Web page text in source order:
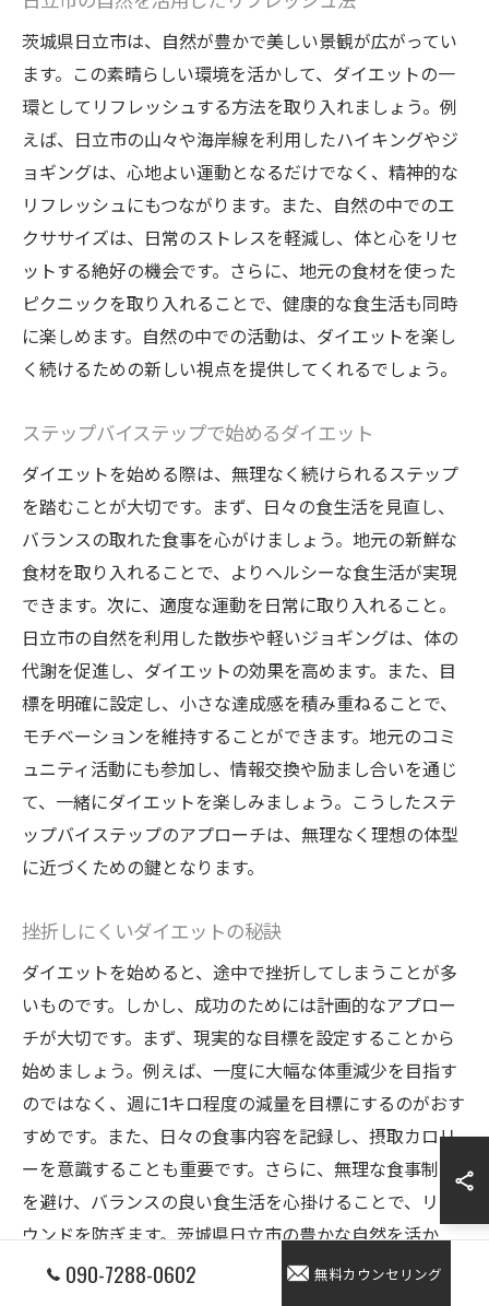
茨城県日立市は、自然が豊かで美しい景観が広がってい
ます。この素晴らしい環境を活かして、ダイエットの一
環としてリフレッシュする方法を取り入れましょう。例
えば、日立市の山々や海岸線を利用したハイキングやジ
ョギングは、心地よい運動となるだけでなく、精神的な
リフレッシュにもつながります。また、自然の中でのエ
クササイズは、日常のストレスを軽減し、体と心をリセ
ットする絶好の機会です。さらに、地元の食材を使った
ピクニックを取り入れることで、健康的な食生活も同時
に楽しめます。自然の中での活動は、ダイエットを楽し
く続けるための新しい視点を提供してくれるでしょう。
ステップバイステップで始めるダイエット
ダイエットを始める際は、無理なく続けられるステップ
を踏むことが大切です。まず、日々の食生活を見直し、
バランスの取れた食事を心がけましょう。地元の新鮮な
食材を取り入れることで、よりヘルシーな食生活が実現
できます。次に、適度な運動を日常に取り入れること。
日立市の自然を利用した散歩や軽いジョギングは、体の
代謝を促進し、ダイエットの効果を高めます。また、目
標を明確に設定し、小さな達成感を積み重ねることで、
モチベーションを維持することができます。地元のコミ
ュニティ活動にも参加し、情報交換や励まし合いを通じ
て、一緒にダイエットを楽しみましょう。こうしたステ
ップバイステップのアプローチは、無理なく理想の体型
に近づくための鍵となります。
挫折しにくいダイエットの秘訣
ダイエットを始めると、途中で挫折してしまうことが多
いものです。しかし、成功のためには計画的なアプロー
チが大切です。まず、現実的な目標を設定することから
始めましょう。例えば、一度に大幅な体重減少を目指す
のではなく、週に1キロ程度の減量を目標にするのがおす
すめです。また、日々の食事内容を記録し、摂取カロリ
ーを意識することも重要です。さらに、無理な食事制限
を避け、バランスの良い食生活を心掛けることで、リバ
ウンドを防ぎます。茨城県日立市の豊かな自然を活か
し、週末にはウォーキングを取り入れるなど、心身とも
090-7288-0602 無料カウンセリング